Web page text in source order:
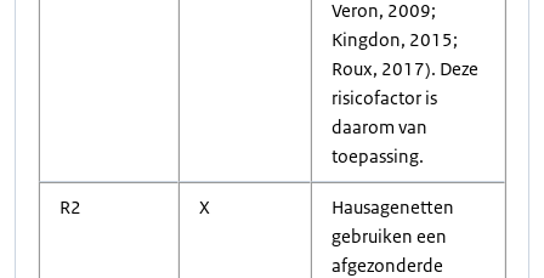
Veron, 2009;
Kingdon, 2015;
Roux, 2017). Deze
risicofactor is
daarom van
toepassing.
R2 X
Hausagenetten
gebruiken een
afgezonderde